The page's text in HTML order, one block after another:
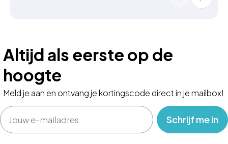
Altijd als eerste op de
hoogte
Meld je aan en ontvang je kortingscode direct in je mailbox!
Email
‎ ‎ ‎ Schrijf me in‎ ‎ ‎ ‎